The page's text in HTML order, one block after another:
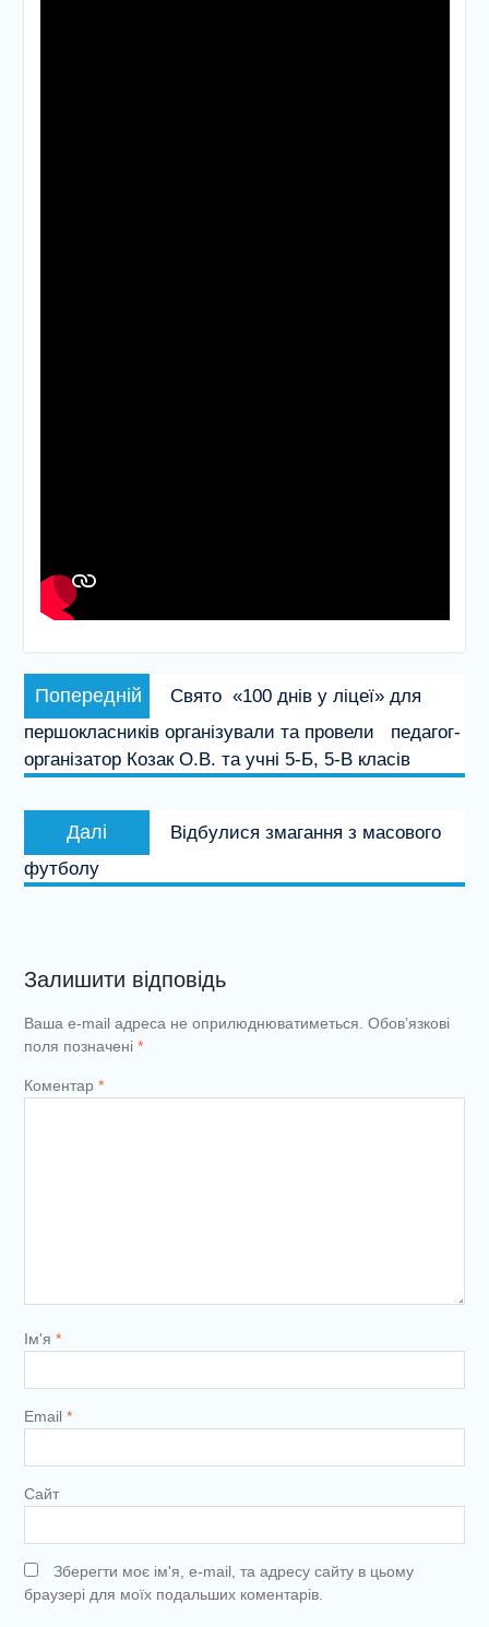
Навігація
записів
Попередній
запис:
Свято «100 днів у ліцеї» для
першокласників організували та провели педагог-
організатор Козак О.В. та учні 5-Б, 5-В класів
Далі
запис:
Відбулися змагання з масового
футболу
Залишити відповідь
Ваша e-mail адреса не оприлюднюватиметься. Обов’язкові
поля позначені *
Коментар *
Ім'я *
Email *
Сайт
Зберегти моє ім'я, e-mail, та адресу сайту в цьому
браузері для моїх подальших коментарів.